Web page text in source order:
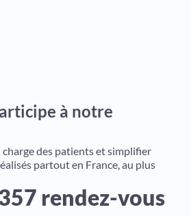
à notre
des patients et simplifier
partout en France, au plus
rendez-vous